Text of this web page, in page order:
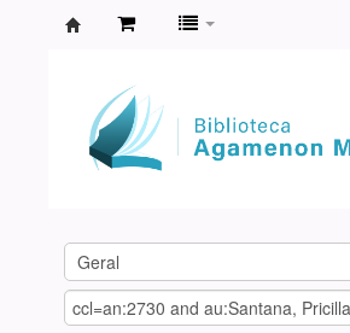
Agamenon
Magalhães